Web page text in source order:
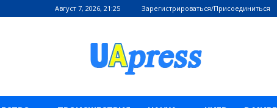
Август 7, 2026, 21:25 Зарегистрироваться/Присоединиться